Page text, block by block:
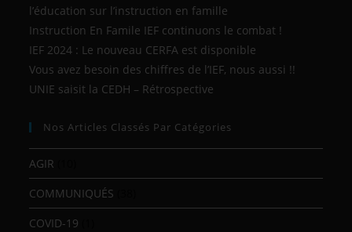
l’éducation sur l’instruction en famille
Instruction En Famile IEF continuons le combat !
IEF 2024 : Le nouveau CERFA est disponible
Vous avez besoin des chiffres de l’IEF, nous aussi !!
UNIE saisit la CEDH – Rétrospective
Nos Articles Classés Par Catégories
AGIR
COMMUNIQUÉS
COVID-19